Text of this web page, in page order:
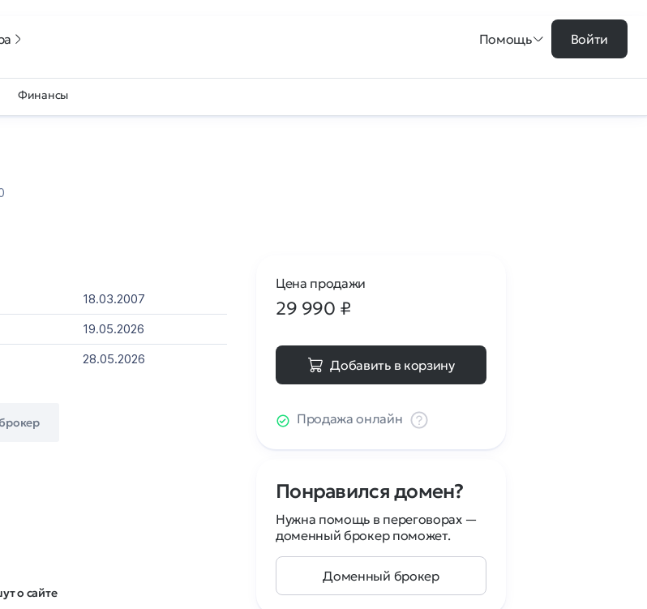
Помощь Войти
Финансы
18.03.2007
19.05.2026
28.05.2026
о сайте
Цена продажи
29 990 ₽
Добавить в корзину
Продажа онлайн
Понравился домен?
Нужна помощь в переговорах —
доменный брокер поможет.
Доменный брокер